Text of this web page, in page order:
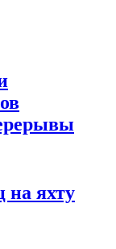
на яхту